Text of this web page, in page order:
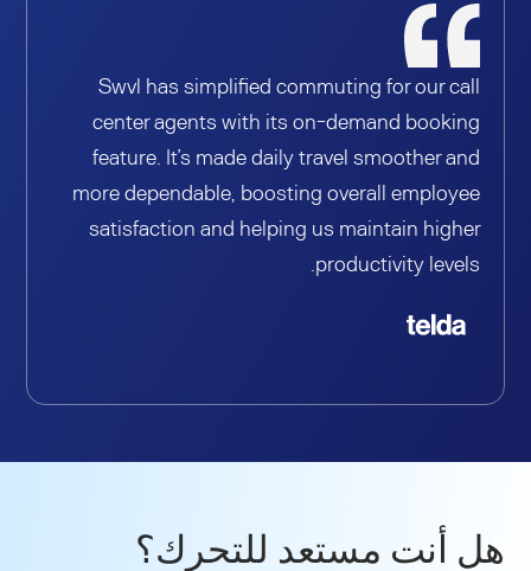
Swvl has simplified commuting for our call
center agents with its on-demand booking
feature. It’s made daily travel smoother and
more dependable, boosting overall employee
satisfaction and helping us maintain higher
productivity levels.
هل أنت مستعد للتحرك؟